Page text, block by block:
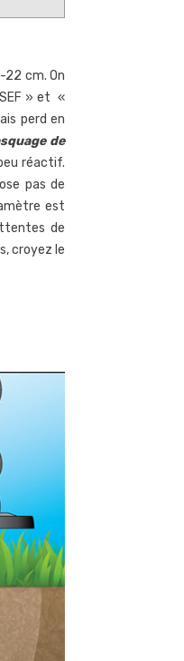
très rare monnaie en
trouvée avec un
cm. On
» et «
perd en
de
réactif.
pas de
est
de
croyez le